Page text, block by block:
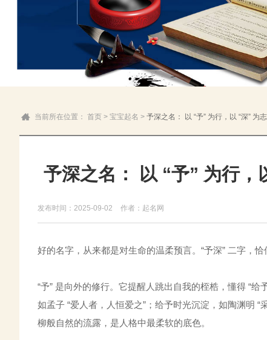
当前所在位置： 首页 > 宝宝起名 > 予深之名： 以 “予” 为行，以 “深” 为志
予深之名： 以 “予” 为行，
发布时间：2025-09-02 作者：起名网
好的名字，从来都是对生命的温柔预言。“予深” 二字，
“予” 是向外的修行。它提醒人跳出自我的桎梏，懂得 “给
如孟子 “爱人者，人恒爱之”；给予时光沉淀，如陶渊明
柳般自然的流露，是人格中最柔软的底色。